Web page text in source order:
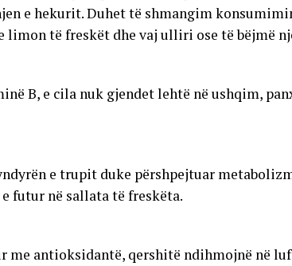
e hekurit. Duhet të shmangim
limon të freskët dhe vaj ulliri ose të bëjmë
B, e cila nuk gjendet lehtë në ushqim,
e trupit duke përshpejtuar
futur në sallata të freskëta.
me antioksidantë, qershitë ndihmojnë në